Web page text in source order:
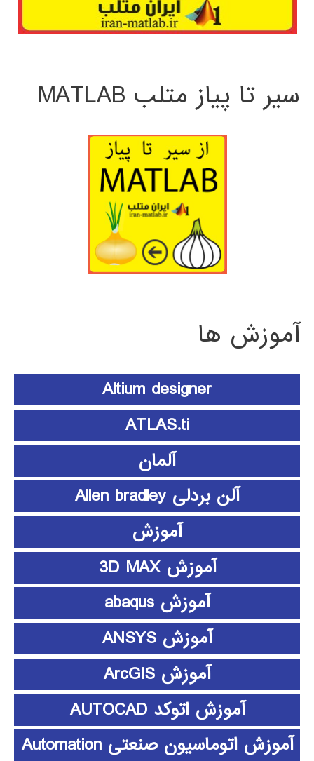
سیر تا پیاز متلب MATLAB
آموزش ها
Altium designer
ATLAS.ti
آلمان
آلن بردلی Allen bradley
آموزش
آموزش 3D MAX
آموزش abaqus
آموزش ANSYS
آموزش ArcGIS
آموزش اتوکد AUTOCAD
آموزش اتوماسیون صنعتی Automation